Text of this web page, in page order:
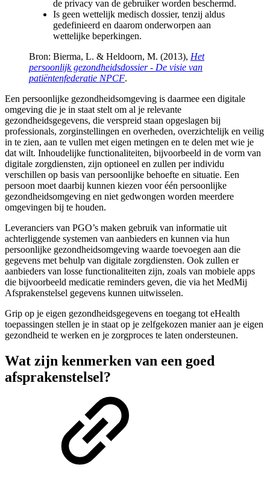
de privacy van de gebruiker worden beschermd.
Is geen wettelijk medisch dossier, tenzij aldus
gedefinieerd en daarom onderworpen aan
wettelijke beperkingen.
Bron: Bierma, L. & Heldoorn, M. (2013), Het
persoonlijk gezondheidsdossier - De visie van
patiëntenfederatie NPCF.
Een persoonlijke gezondheidsomgeving is daarmee een digitale
omgeving die je in staat stelt om al je relevante
gezondheidsgegevens, die verspreid staan opgeslagen bij
professionals, zorginstellingen en overheden, overzichtelijk en veilig
in te zien, aan te vullen met eigen metingen en te delen met wie je
dat wilt. Inhoudelijke functionaliteiten, bijvoorbeeld in de vorm van
digitale zorgdiensten, zijn optioneel en zullen per individu
verschillen op basis van persoonlijke behoefte en situatie. Een
persoon moet daarbij kunnen kiezen voor één persoonlijke
gezondheidsomgeving en niet gedwongen worden meerdere
omgevingen bij te houden.
Leveranciers van PGO’s maken gebruik van informatie uit
achterliggende systemen van aanbieders en kunnen via hun
persoonlijke gezondheidsomgeving waarde toevoegen aan die
gegevens met behulp van digitale zorgdiensten. Ook zullen er
aanbieders van losse functionaliteiten zijn, zoals van mobiele apps
die bijvoorbeeld medicatie reminders geven, die via het MedMij
Afsprakenstelsel gegevens kunnen uitwisselen.
Grip op je eigen gezondheidsgegevens en toegang tot eHealth
toepassingen stellen je in staat op je zelfgekozen manier aan je eigen
gezondheid te werken en je zorgproces te laten ondersteunen.
Wat zijn kenmerken van een goed
afsprakenstelsel?